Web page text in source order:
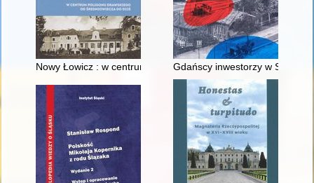
Nowy Łowicz : w centrum poligonu drawskiego od
Gdańscy inwestorzy w